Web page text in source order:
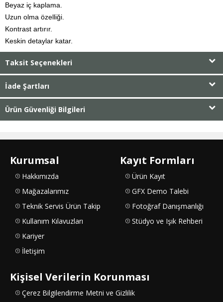
Beyaz iç kaplama.
Uzun olma özelliği.
Kontrast artırır.
Keskin detaylar katar.
Taksit Seçenekleri
İade Şartları
Ürün Güvenliği Bilgileri
Kurumsal
Hakkımızda
Mağazalarımız
Teknik Servis Ürün Takip
Kullanım Kılavuzları
Kariyer
İletişim
Kayıt Formları
Ürün Kayıt
GFX Demo Talebi
Fotoğraf Danışmanlığı
Stüdyo ve Işık Rehberi
Kişisel Verilerin Korunması
Çerez Bilgilendirme Metni ve Gizlilik